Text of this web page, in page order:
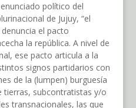
político del
de Jujuy, “el
el pacto
la república. A nivel de
ese pacto articula a la
signos partidarios con
de la (lumpen) burguesía
tierras, subcontratistas y/o
transnacionales, las que